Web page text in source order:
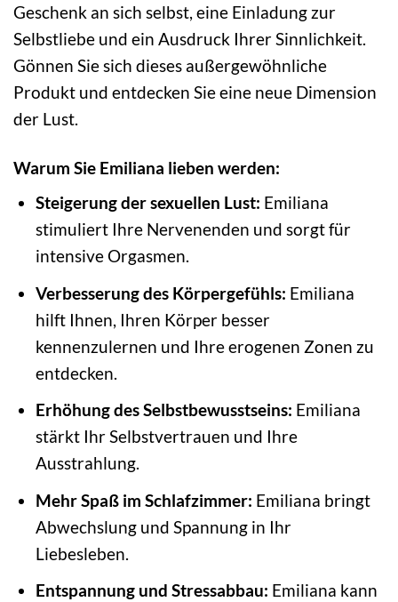
Geschenk an sich selbst, eine Einladung zur
Selbstliebe und ein Ausdruck Ihrer Sinnlichkeit.
Gönnen Sie sich dieses außergewöhnliche
Produkt und entdecken Sie eine neue Dimension
der Lust.
Warum Sie Emiliana lieben werden:
Steigerung der sexuellen Lust: Emiliana
stimuliert Ihre Nervenenden und sorgt für
intensive Orgasmen.
Verbesserung des Körpergefühls: Emiliana
hilft Ihnen, Ihren Körper besser
kennenzulernen und Ihre erogenen Zonen zu
entdecken.
Erhöhung des Selbstbewusstseins: Emiliana
stärkt Ihr Selbstvertrauen und Ihre
Ausstrahlung.
Mehr Spaß im Schlafzimmer: Emiliana bringt
Abwechslung und Spannung in Ihr
Liebesleben.
Entspannung und Stressabbau: Emiliana kann